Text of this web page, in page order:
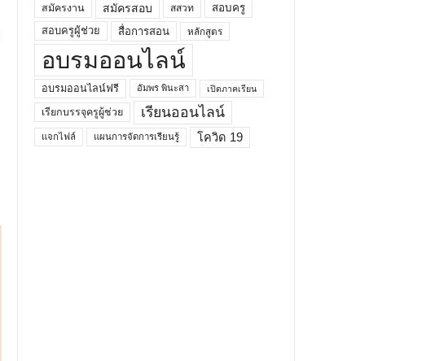
สมัครงาน สมัครสอบ สสวท
สอบครู
สอบครูผู้ช่วย
สื่อการสอน หลักสูตร
อบรมออนไลน์
อบรมออนไลน์ฟรี อัมพร พินะสา เปิดภาคเรียน
เรียกบรรจุครูผู้ช่วย เรียนออนไลน์
แจกไฟล์ แผนการจัดการเรียนรู้ โควิด 19